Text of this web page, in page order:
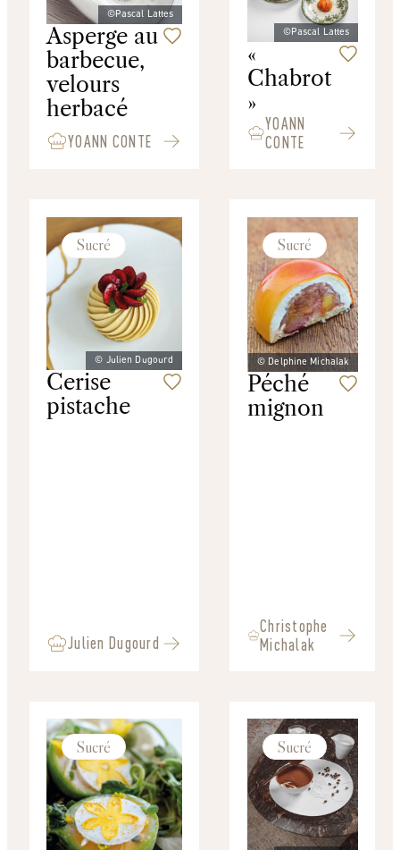
©Pascal Lattes
Asperge au
barbecue,
velours
herbacé
YOANN CONTE
©Pascal Lattes
«
Chabrot
»
YOANN
CONTE
© Julien Dugourd
Sucré
Cerise
pistache
Julien Dugourd
© Delphine Michalak
Sucré
Péché
mignon
Christophe
Michalak
Sucré Sucré